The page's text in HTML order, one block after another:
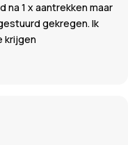
na 1 x aantrekken maar
gekregen. Ik
krijgen